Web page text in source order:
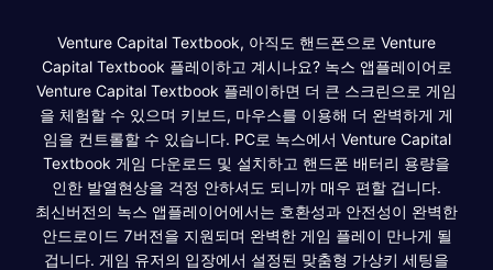
Venture Capital Textbook, 아직도 핸드폰으로 Venture
Capital Textbook 플레이하고 계시나요? 녹스 앱플레이어로
Venture Capital Textbook 플레이하면 더 큰 스크린으로 게임
을 체험할 수 있으며 키보드, 마우스를 이용해 더 완벽하게 게
임을 컨트롤할 수 있습니다. PC로 녹스에서 Venture Capital
Textbook 게임 다운로드 및 설치하고 핸드폰 배터리 용량을
인한 발열현상을 걱정 안하셔도 되니까 매우 편할 겁니다.
최신버전의 녹스 앱플레이어에서는 호환성과 안전성이 완벽한
안드로이드 7버전을 지원되며 완벽한 게임 플레이 만나게 될
겁니다. 게임 유저의 입장에서 설정된 맞춤형 가상키 세팅을